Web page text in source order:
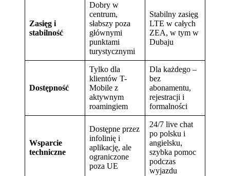
Zasięg i
stabilność
Dobry w
centrum,
słabszy poza
głównymi
punktami
turystycznymi
Stabilny zasięg
LTE w całych
ZEA, w tym w
Dubaju
Dostępność
Tylko dla
klientów T-
Mobile z
aktywnym
roamingiem
Dla każdego –
bez
abonamentu,
rejestracji i
formalności
Wsparcie
techniczne
Dostępne przez
infolinię i
aplikację, ale
ograniczone
poza UE
24/7 live chat
po polsku i
angielsku,
szybka pomoc
podczas
wyjazdu